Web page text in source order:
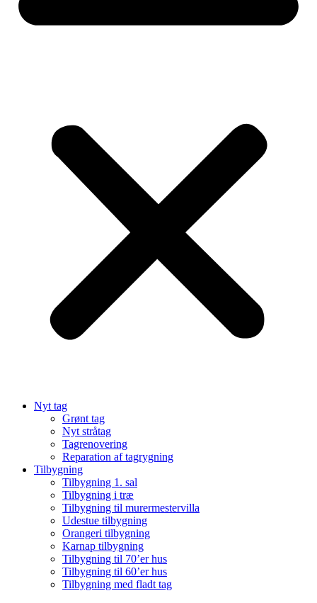
Nyt tag
Grønt tag
Nyt stråtag
Tagrenovering
Reparation af tagrygning
Tilbygning
Tilbygning 1. sal
Tilbygning i træ
Tilbygning til murermestervilla
Udestue tilbygning
Orangeri tilbygning
Karnap tilbygning
Tilbygning til 70’er hus
Tilbygning til 60’er hus
Tilbygning med fladt tag